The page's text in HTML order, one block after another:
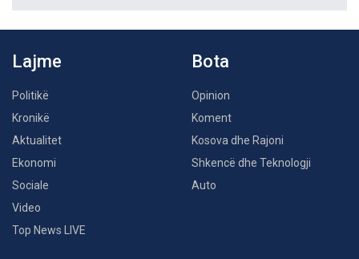
Lajme
Politikë
Kronikë
Aktualitet
Ekonomi
Sociale
Video
Top News LIVE
Bota
Opinion
Koment
Kosova dhe Rajoni
Shkencë dhe Teknologji
Auto